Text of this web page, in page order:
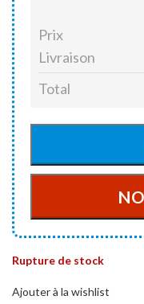
Prix
Livraison
Total
Rupture de stock
Ajouter à la wishlist